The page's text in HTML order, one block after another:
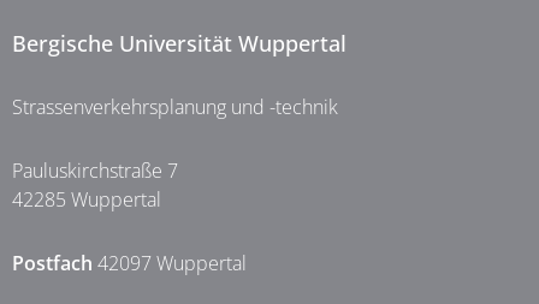
Bergische Universität Wuppertal
Strassenverkehrsplanung und -technik
Pauluskirchstraße 7
42285 Wuppertal
Postfach 42097 Wuppertal